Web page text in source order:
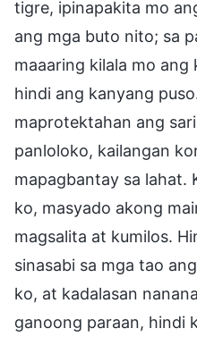
tigre, ipinapakita mo
ang mga buto nito; sa
maaaring kilala mo
hindi ang kanyang
maprotektahan ang
panloloko, kailangan
mapagbantay sa lahat.
ko, masyado akong
magsalita at kumilos.
sinasabi sa mga tao
ko, at kadalasan
ganoong paraan, hindi